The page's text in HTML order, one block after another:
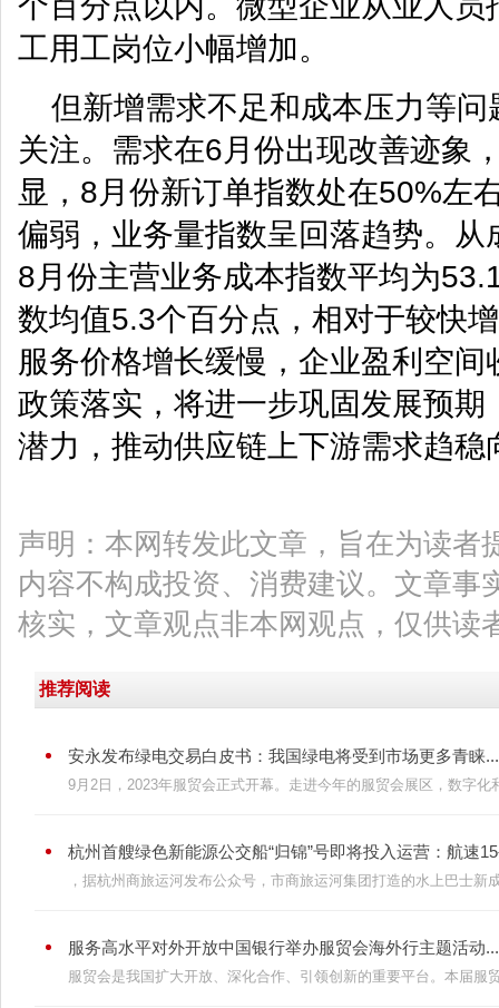
工用工岗位小幅增加。
但新增需求不足和成本压力等
关注。需求在6月份出现改善迹象
显，8月份新订单指数处在50%左
偏弱，业务量指数呈回落趋势。
8月份主营业务成本指数平均为
数均值5.3个百分点，相对于较快
服务价格增长缓慢，企业盈利空
政策落实，将进一步巩固发展预
潜力，推动供应链上下游需求趋稳
声明：本网转发此文章，旨在为读者
内容不构成投资、消费建议。文章事
核实，文章观点非本网观点，仅供读
推荐阅读
安永发布绿电交易白皮书：我国绿电将受到市场更多青睐...
9月2日，2023年服贸会正式开幕。走进今年的服贸会展区，数字化
杭州首艘绿色新能源公交船“归锦”号即将投入运营：航速
，据杭州商旅运河发布公众号，市商旅运河集团打造的水上巴士新
服务高水平对外开放中国银行举办服贸会海外行主题活动...
服贸会是我国扩大开放、深化合作、引领创新的重要平台。本届服